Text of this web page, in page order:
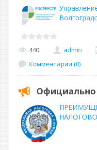
440 admin
Комментарии (0)
Официально